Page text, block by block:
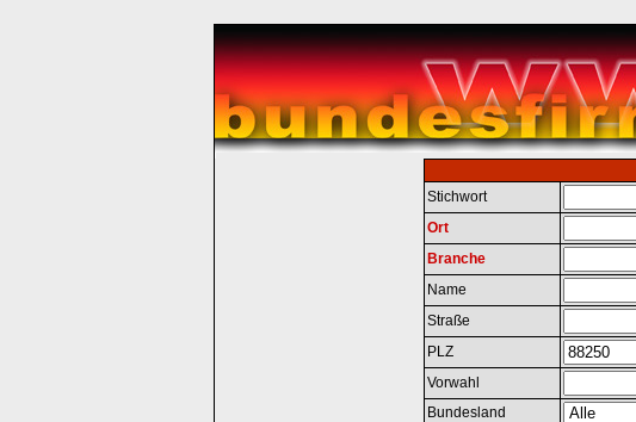
Stichwort
Ort
Branche
Name
Straße
PLZ
Vorwahl
Bundesland